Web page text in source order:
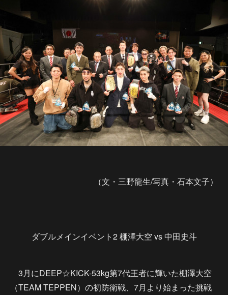
（文・三野龍生/写真・石本文子）
ダブルメインイベント2 棚澤大空 vs 中田史斗
3月にDEEP☆KICK-53kg第7代王者に輝いた棚澤大空
（TEAM TEPPEN）の初防衛戦、7月より始まった挑戦